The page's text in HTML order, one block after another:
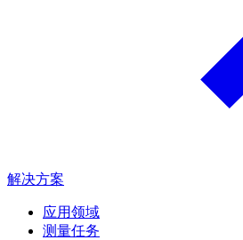
解决方案
应用领域
测量任务